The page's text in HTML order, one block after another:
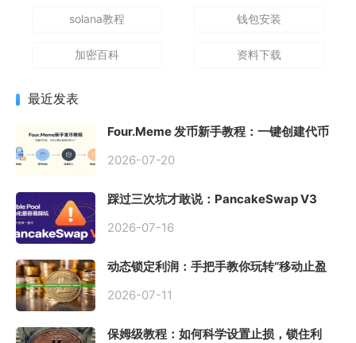
solana教程 钱包安装
加密百科 资料下载
最近发表
Four.Meme 发币新手教程：一键创建代币
2026-07-20
踩过三次坑才敢说：PancakeSwap V3
初始化
2026-07-16
动态锁定利润：手把手教你玩转“移动止盈
2026-07-11
保姆级教程：如何科学设置止损，锁住利